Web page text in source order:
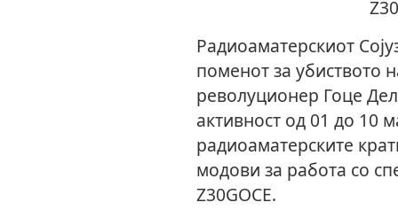
Радиоаматерскиот
поменот за убиството
револуционер Гоце
активност од 01 до 10
радиоаматерските
модови за работа со
Z30GOCE.